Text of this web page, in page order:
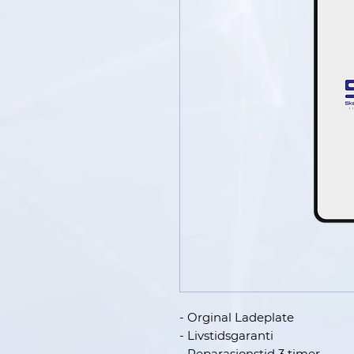
- Orginal Ladeplate
- Livstidsgaranti